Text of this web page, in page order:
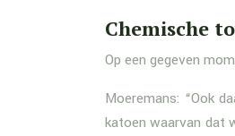
Chemische
Op een gegeven
Moeremans: “Ook
katoen waarvan dat